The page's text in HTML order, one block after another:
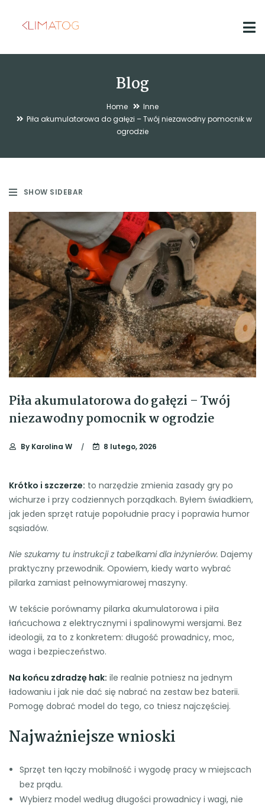
Blog
Home
Inne
Piła akumulatorowa do gałęzi – Twój niezawodny pomocnik w
ogrodzie
SHOW SIDEBAR
Piła akumulatorowa do gałęzi – Twój
niezawodny pomocnik w ogrodzie
By Karolina W 8 lutego, 2026
Krótko i szczerze: to narzędzie zmienia zasady gry po
wichurze i przy codziennych porządkach. Byłem świadkiem,
jak jeden sprzęt ratuje popołudnie pracy i poprawia humor
sąsiadów.
Nie szukamy tu instrukcji z tabelkami dla inżynierów. Dajemy
praktyczny przewodnik. Opowiem, kiedy warto wybrać
pilarka zamiast pełnowymiarowej maszyny.
W tekście porównamy pilarka akumulatorowa i piła
łańcuchowa z elektrycznymi i spalinowymi wersjami. Bez
ideologii, za to z konkretem: długość prowadnicy, moc,
waga i bezpieczeństwo.
Na końcu zdradzę hak: ile realnie potniesz na jednym
ładowaniu i jak nie dać się nabrać na zestaw bez baterii.
Pomogę dobrać model do tego, co tniesz najczęściej.
Najważniejsze wnioski
Sprzęt ten łączy mobilność i wygodę pracy w miejscach
bez prądu.
Wybierz model według długości prowadnicy i wagi, nie